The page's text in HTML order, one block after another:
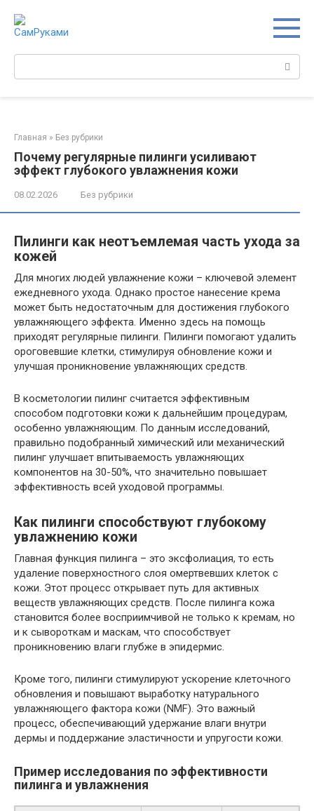
контенту
Главная » Без рубрики
Почему регулярные пилинги усиливают
эффект глубокого увлажнения кожи
08.02.2026 Без рубрики
Пилинги как неотъемлемая часть ухода за
кожей
Для многих людей увлажнение кожи – ключевой элемент
ежедневного ухода. Однако простое нанесение крема
может быть недостаточным для достижения глубокого
увлажняющего эффекта. Именно здесь на помощь
приходят регулярные пилинги. Пилинги помогают удалить
ороговевшие клетки, стимулируя обновление кожи и
улучшая проникновение увлажняющих средств.
В косметологии пилинг считается эффективным
способом подготовки кожи к дальнейшим процедурам,
особенно увлажняющим. По данным исследований,
правильно подобранный химический или механический
пилинг улучшает впитываемость увлажняющих
компонентов на 30-50%, что значительно повышает
эффективность всей уходовой программы.
Как пилинги способствуют глубокому
увлажнению кожи
Главная функция пилинга – это эксфолиация, то есть
удаление поверхностного слоя омертвевших клеток с
кожи. Этот процесс открывает путь для активных
веществ увлажняющих средств. После пилинга кожа
становится более восприимчивой не только к кремам, но
и к сывороткам и маскам, что способствует
проникновению влаги глубже в эпидермис.
Кроме того, пилинги стимулируют ускорение клеточного
обновления и повышают выработку натурального
увлажняющего фактора кожи (NMF). Это важный
процесс, обеспечивающий удержание влаги внутри
дермы и поддержание эластичности и упругости кожи.
Пример исследования по эффективности
пилинга и увлажнения